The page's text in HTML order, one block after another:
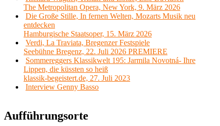
The Metropolitan Opera, New York, 9. März 2026
Die Große Stille, In fernen Welten, Mozarts Musik neu
entdecken
Hamburgische Staatsoper, 15. März 2026
Verdi, La Traviata, Bregenzer Festspiele
Seebühne Bregenz, 22. Juli 2026 PREMIERE
Sommereggers Klassikwelt 195: Jarmila Novotná- Ihre
Lippen, die küssten so heiß
klassik-begeistert.de, 27. Juli 2023
Interview Genny Basso
Aufführungsorte